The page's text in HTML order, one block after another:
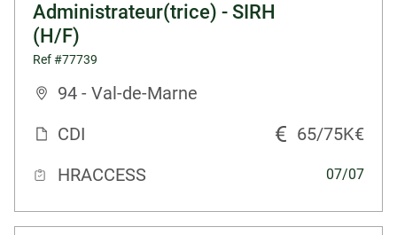
Administrateur(trice) - SIRH
(H/F)
Ref #77739
94 - Val-de-Marne
CDI
65/75K€
HRACCESS
07/07